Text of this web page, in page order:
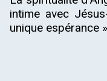
intime avec
unique espérance »